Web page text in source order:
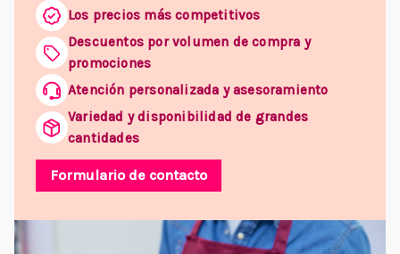
Los precios más competitivos
Descuentos por volumen de compra y
promociones
Atención personalizada y asesoramiento
Variedad y disponibilidad de grandes
cantidades
Formulario de contacto